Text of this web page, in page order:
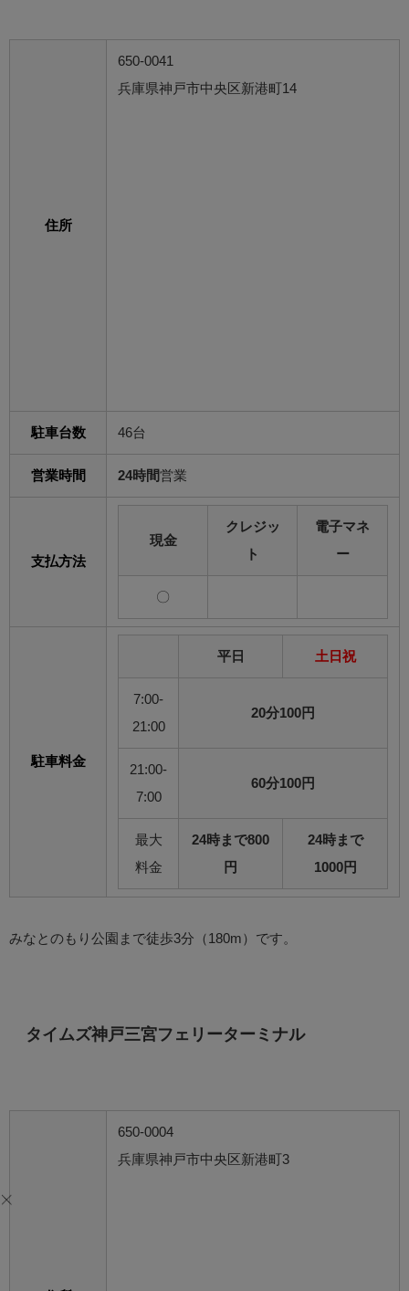
住所
650-0041
兵庫県神戸市中央区新港町14
駐車台数 46台
営業時間 24時間営業
支払方法
現金
クレジッ
ト
電子マネ
ー
〇
駐車料金
平日 土日祝
7:00-
21:00
20分100円
21:00-
7:00
60分100円
最大
料金
24時まで800
円
24時まで
1000円
みなとのもり公園まで徒歩3分（180m）です。
タイムズ神戸三宮フェリーターミナル
650-0004
兵庫県神戸市中央区新港町3